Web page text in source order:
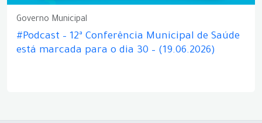
Governo Municipal
#Podcast – 12ª Conferência Municipal de Saúde
está marcada para o dia 30 – (19.06.2026)